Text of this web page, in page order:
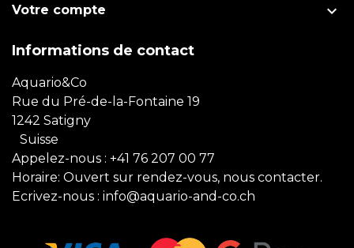
Votre compte 
Informations de contact
Aquario&Co
Rue du Pré-de-la-Fontaine 19
1242 Satigny
Suisse
Appelez-nous : +41 76 207 00 77
Horaire: Ouvert sur rendez-vous, nous contacter.
Ecrivez-nous : info@aquario-and-co.ch